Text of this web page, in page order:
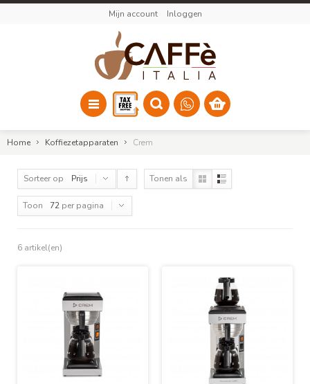
Mijn account Inloggen
Home Koffiezetapparaten Crem
Sorteer op Prijs Tonen als
Toon 72 per pagina
6 artikel(en)